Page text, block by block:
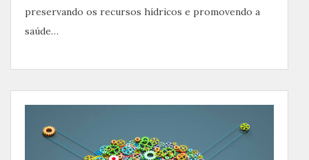
preservando os recursos hídricos e promovendo a
saúde…